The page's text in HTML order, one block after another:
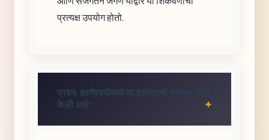
प्रत्यक्ष उपयोग होतो.
प्रश्न: ज्ञानेश्वरीमध्ये या श्लोकाची व्याख्या कशी
केली आहे?